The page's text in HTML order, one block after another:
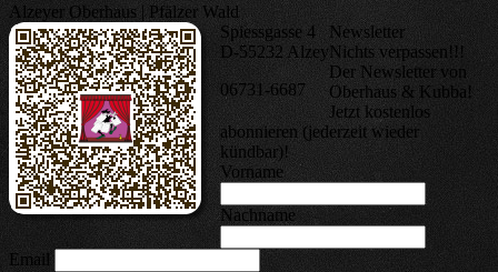
Alzeyer Oberhaus | Pfälzer Wald
Spiessgasse 4
D-55232 Alzey
06731-6687
Newsletter
Nichts verpassen!!!
Der Newsletter von
Oberhaus & Kubba!
Jetzt kostenlos
abonnieren (jederzeit wieder
kündbar)!
Vorname
Nachname
Email